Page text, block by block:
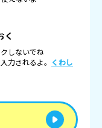
く
しないでね
力されるよ。 くわし